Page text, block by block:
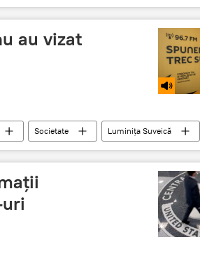
au vizat
Societate
Luminița Suveică
produse alterate